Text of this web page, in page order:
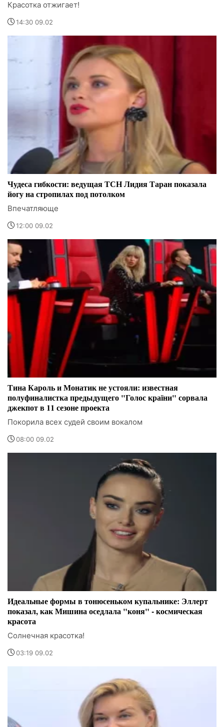
Красотка отжигает!
14:30 09.02
Чудеса гибкости: ведущая ТСН Лидия Таран показала
йогу на стропилах под потолком
Впечатляюще
12:00 09.02
Тина Кароль и Монатик не устояли: известная
полуфиналистка предыдущего "Голос країни" сорвала
джекпот в 11 сезоне проекта
Покорила всех судей своим вокалом
08:00 09.02
Идеальные формы в тонюсеньком купальнике: Эллерт
показал, как Мишина оседлала "коня" - космическая
красота
Солнечная красотка!
03:19 09.02